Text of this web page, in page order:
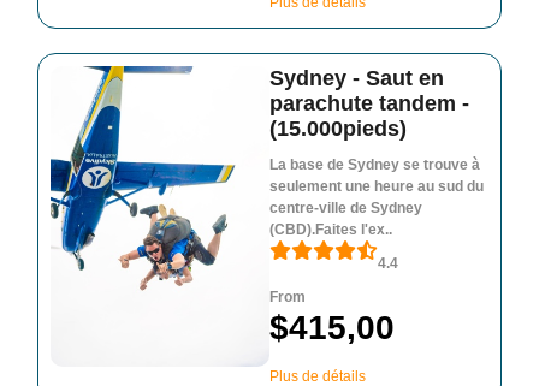
Sydney - Saut en
parachute tandem -
(15.000pieds)
La base de Sydney se trouve à
seulement une heure au sud du
centre-ville de Sydney
(CBD).Faites l'ex..
4.4
From
$415,00
Plus de détails